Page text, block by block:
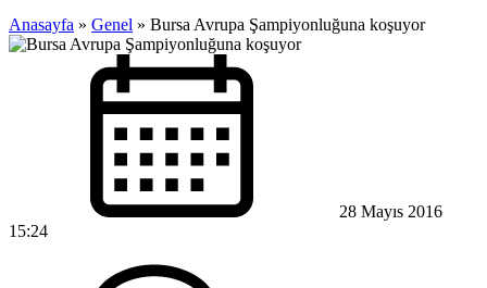
Anasayfa » Genel » Bursa Avrupa Şampiyonluğuna koşuyor
28 Mayıs 2016
15:24